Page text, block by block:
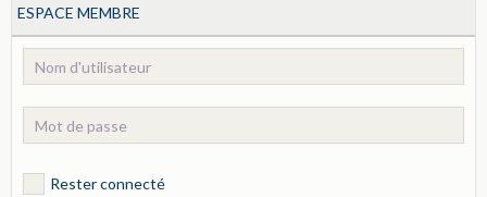
ESPACE MEMBRE
Rester connecté